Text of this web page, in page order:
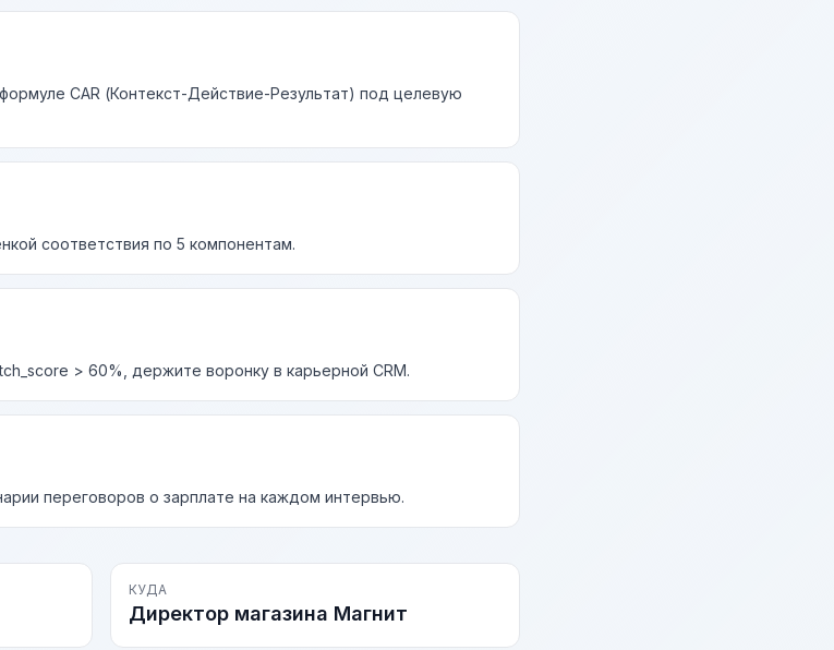
CAR (Контекст-Действие-Результат) под целевую
соответствия по 5 компонентам.
> 60%, держите воронку в карьерной CRM.
переговоров о зарплате на каждом интервью.
КУДА
Директор магазина Магнит